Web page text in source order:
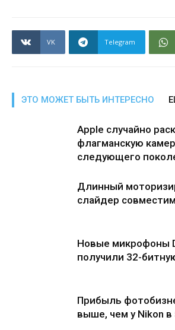
VK Telegram
ЭТО МОЖЕТ БЫТЬ ИНТЕРЕСНО
Apple случайно
флагманскую
следующего
Длинный
слайдер
Новые микрофоны
получили 32-
Прибыль
выше, чем у Nikon в